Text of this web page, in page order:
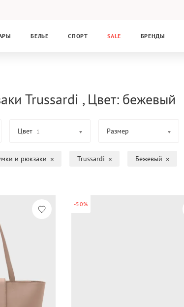
БЕЛЬЕ СПОРТ SALE БРЕНДЫ
Trussardi , Цвет: бежевый
Цвет 1 Размер
и рюкзаки Trussardi Бежевый
-50%